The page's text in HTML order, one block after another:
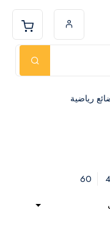
رياضية
60